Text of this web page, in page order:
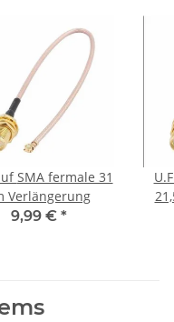
31
Verlängerung
9,99 € *
U.FL